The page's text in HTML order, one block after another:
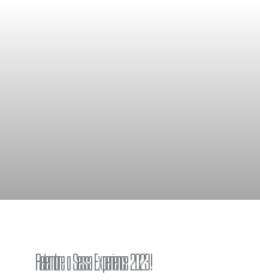
Relembre o Sessa Experience 2023!